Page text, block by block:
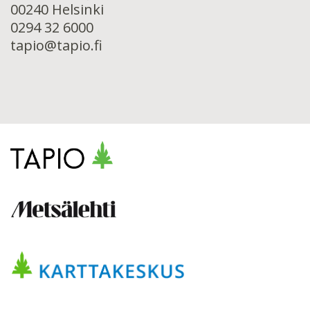
00240 Helsinki
0294 32 6000
tapio@tapio.fi